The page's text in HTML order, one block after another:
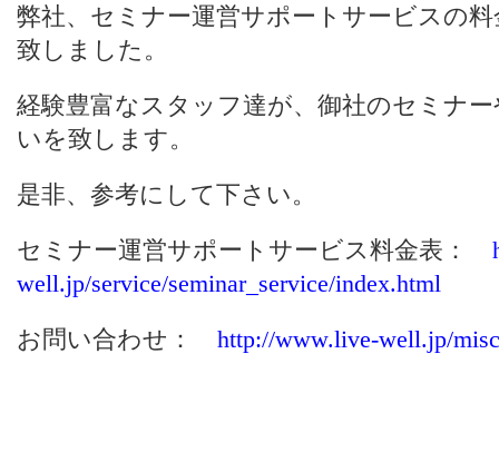
弊社、セミナー運営サポートサービスの
致しました。
経験豊富なスタッフ達が、御社のセミナ
いを致します。
是非、参考にして下さい。
セミナー運営サポートサービス料金表：
well.jp/service/seminar_service/index.html
お問い合わせ：
http://www.live-well.jp/